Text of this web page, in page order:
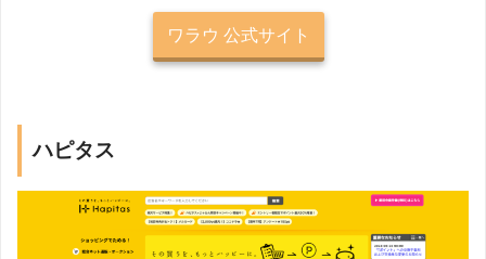
ワラウ 公式サイト
ハピタス